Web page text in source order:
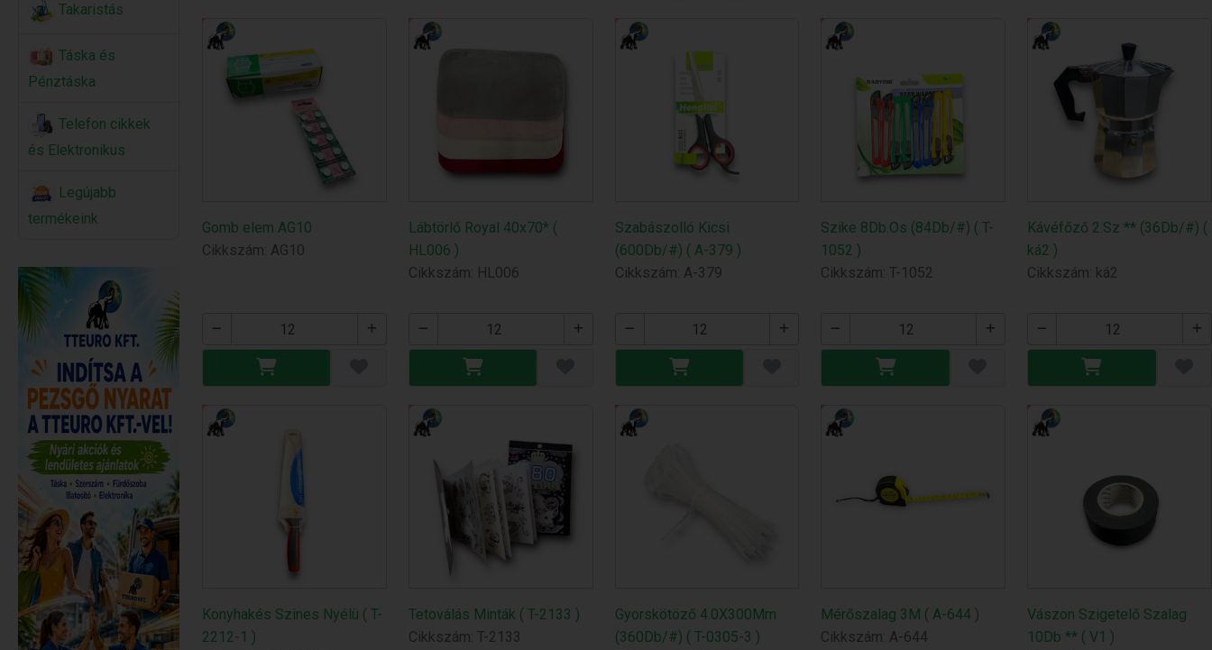
Takaristás
Táska és
Pénztáska
Telefon cikkek
és Elektronikus
Legújabb
termékeink
Gomb elem AG10
Cikkszám: AG10
Lábtörlő Royal 40x70* (
HL006 )
Cikkszám: HL006
Szabászolló Kicsi
(600Db/#) ( A-379 )
Cikkszám: A-379
Szike 8Db.Os (84Db/#) ( T-
1052 )
Cikkszám: T-1052
Kávéfőző 2.Sz ** (36Db/#) (
ká2 )
Cikkszám: ká2
Konyhakés Szines Nyélü ( T-
2212-1 )
Tetoválás Minták ( T-2133 )
Cikkszám: T-2133
Gyorskötöző 4.0X300Mm
(360Db/#) ( T-0305-3 )
Mérőszalag 3M ( A-644 )
Cikkszám: A-644
Vászon Szigetelő Szalag
10Db ** ( V1 )